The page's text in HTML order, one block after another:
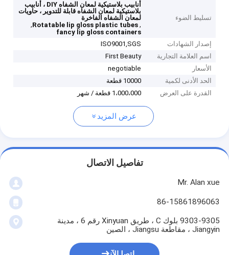
تسليط الضوء
أنابيب بلاستيكية لمعان الشفاه DIY ، أنابيب
بلاستيكية لمعان الشفاه قابلة للتدوير ، حاويات
لمعان الشفاه الفاخرة
,
Rotatable lip gloss plastic tubes
,
fancy lip gloss containers
إصدار الشهادات
ISO9001,SGS
اسم العلامة التجارية
First Beauty
الأسعار
negotiable
الحد الأدنى لكمية
10000 قطعة
القدرة على العرض
1،000،000 قطعة / شهر
عرض المزيد
تفاصيل الاتصال
Mr. Alan xue
86-15861896063
9303-9305 بلوك C ، طريق Xinyuan رقم 6 ، مدينة
Jiangyin ، مقاطعة Jiangsu ، الصين